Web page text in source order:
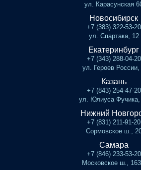
ул. Карасунская
Новосибирск
+7 (383) 322-53-20
ул. Спартака, 12
Екатеринбург
+7 (343) 288-04-20
ул. Героев России,
Казань
+7 (843) 254-47-20
ул. Юлиуса Фучика,
Нижний
+7 (831) 211-91-20
Сормовское ш.,
Самара
+7 (846) 233-53-20
Московское ш.,